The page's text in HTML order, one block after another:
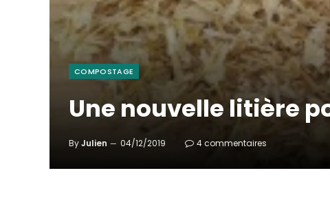
COMPOSTAGE
Une nouvelle litière
ByJulien 04/12/2019 4 commentaires